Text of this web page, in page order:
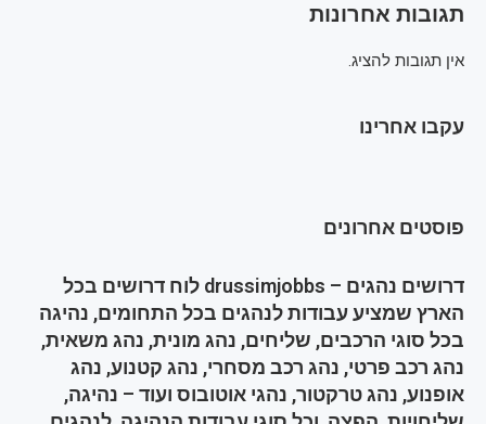
תגובות אחרונות
אין תגובות להציג.
עקבו אחרינו
פוסטים אחרונים
דרושים נהגים – drussimjobbs לוח דרושים בכל
הארץ שמציע עבודות לנהגים בכל התחומים, נהיגה
בכל סוגי הרכבים, שליחים, נהג מונית, נהג משאית,
נהג רכב פרטי, נהג רכב מסחרי, נהג קטנוע, נהג
אופנוע, נהג טרקטור, נהגי אוטובוס ועוד – נהיגה,